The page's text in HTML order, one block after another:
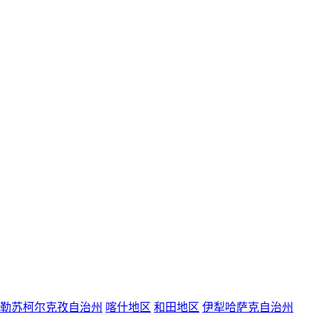
苏柯尔克孜自治州 喀什地区 和田地区 伊犁哈萨克自治州